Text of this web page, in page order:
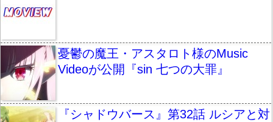
憂鬱の魔王・アスタロト様のMusic
Videoが公開『sin 七つの大罪』
『シャドウバース』第32話 ルシアと対